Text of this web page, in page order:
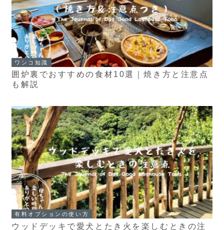
ワンコ知識
囲炉裏でおすすめの食材10選｜焼き方と注意点
も解説
有料オプションの使い方
ウッドデッキで愛犬とたき火を楽しむときの注